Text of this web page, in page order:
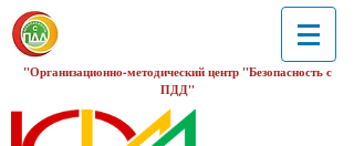
"Организационно-методический центр "Безопасность с
ПДД"